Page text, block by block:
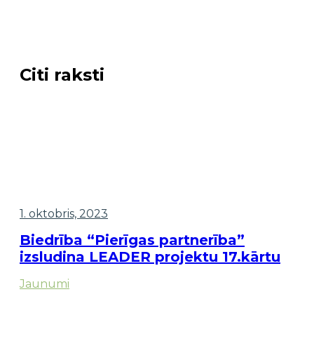
Citi raksti
1. oktobris, 2023
Biedrība “Pierīgas partnerība”
izsludina LEADER projektu 17.kārtu
Jaunumi